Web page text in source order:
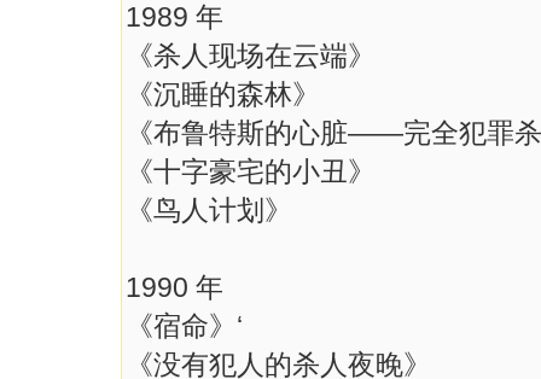
1989 年
《杀人现场在云端》
《沉睡的森林》
《布鲁特斯的心脏——完全犯罪
《十字豪宅的小丑》
《鸟人计划》
1990 年
《宿命》‘
《没有犯人的杀人夜晚》